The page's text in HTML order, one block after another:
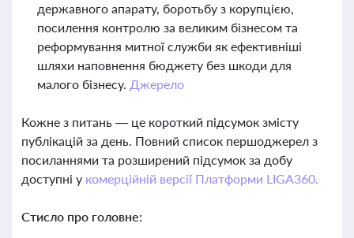
державного апарату, боротьбу з корупцією,
посилення контролю за великим бізнесом та
реформування митної служби як ефективніші
шляхи наповнення бюджету без шкоди для
малого бізнесу. Джерело
Кожне з питань — це короткий підсумок змісту
публікацій за день. Повний список першоджерел з
посиланнями та розширений підсумок за добу
доступні у комерційній версії Платформи LIGA360.
Стисло про головне: